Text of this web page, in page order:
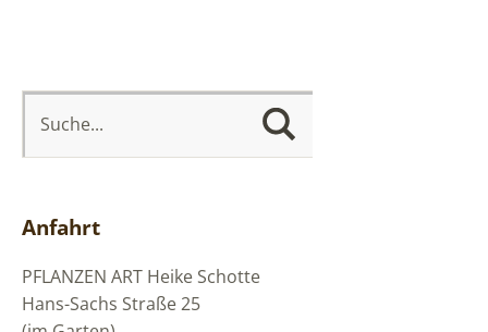
Anfahrt
PFLANZEN ART Heike Schotte
Hans-Sachs Straße 25